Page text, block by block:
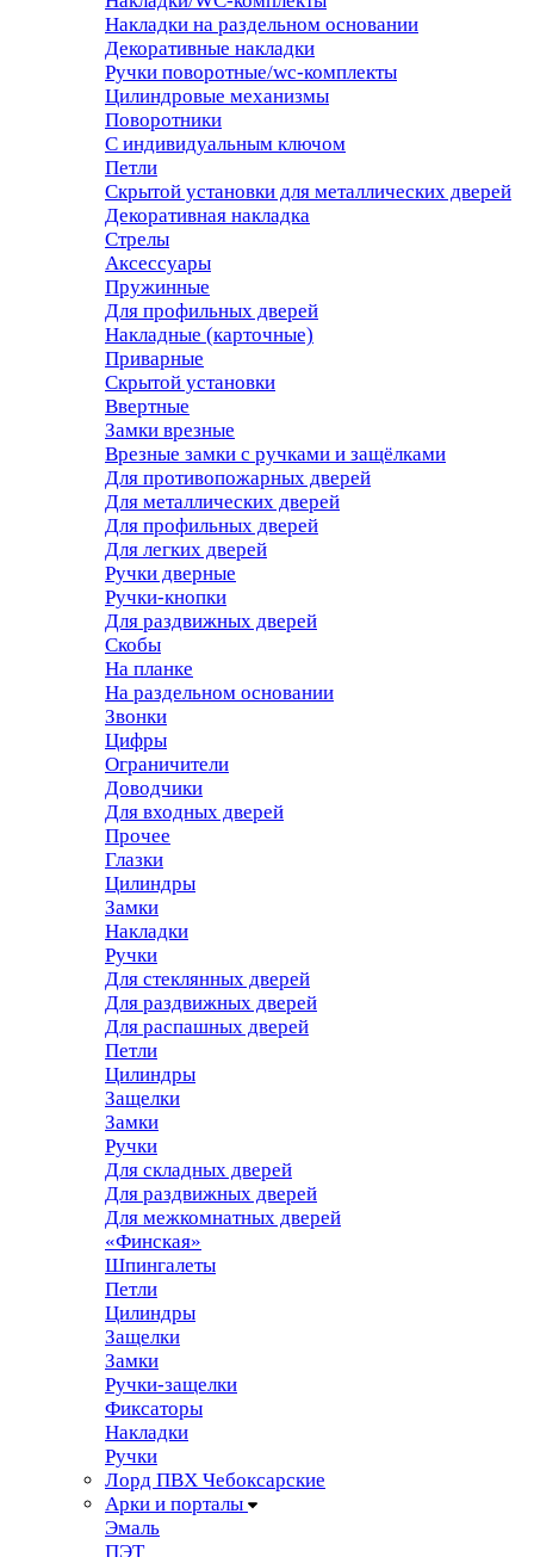
Накладки на раздельном основании
Декоративные накладки
Ручки поворотные/wc-комплекты
Цилиндровые механизмы
Поворотники
С индивидуальным ключом
Петли
Скрытой установки для металлических дверей
Декоративная накладка
Стрелы
Аксессуары
Пружинные
Для профильных дверей
Накладные (карточные)
Приварные
Скрытой установки
Ввертные
Замки врезные
Врезные замки с ручками и защёлками
Для противопожарных дверей
Для металлических дверей
Для профильных дверей
Для легких дверей
Ручки дверные
Ручки-кнопки
Для раздвижных дверей
Скобы
На планке
На раздельном основании
Звонки
Цифры
Ограничители
Доводчики
Для входных дверей
Прочее
Глазки
Цилиндры
Замки
Накладки
Ручки
Для стеклянных дверей
Для раздвижных дверей
Для распашных дверей
Петли
Цилиндры
Защелки
Замки
Ручки
Для складных дверей
Для раздвижных дверей
Для межкомнатных дверей
«Финская»
Шпингалеты
Петли
Цилиндры
Защелки
Замки
Ручки-защелки
Фиксаторы
Накладки
Ручки
Лорд ПВХ Чебоксарские
Арки и порталы
Эмаль
ПЭТ